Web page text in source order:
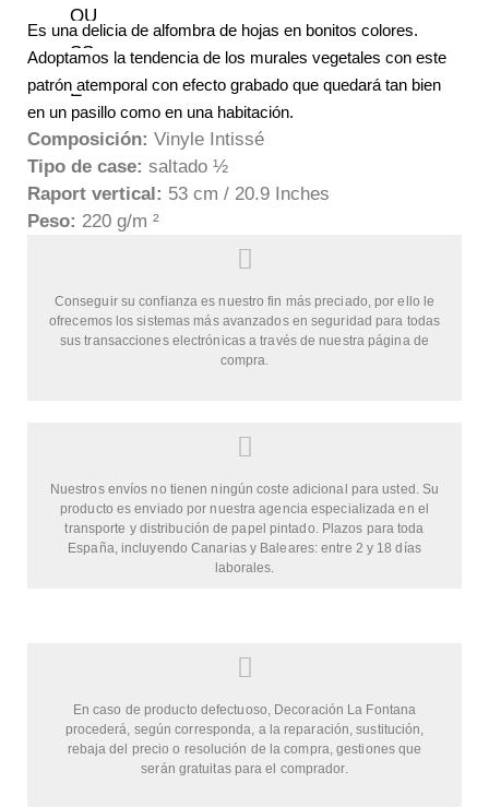
Es una delicia de alfombra de hojas en bonitos colores.
Adoptamos la tendencia de los murales vegetales con este
patrón atemporal con efecto grabado que quedará tan bien
en un pasillo como en una habitación.
Composición: Vinyle Intissé
Tipo de case: saltado ½
Raport vertical: 53 cm / 20.9 Inches
Peso: 220 g/m ²
Conseguir su confianza es nuestro fin más preciado, por ello le
ofrecemos los sistemas más avanzados en seguridad para todas
sus transacciones electrónicas a través de nuestra página de
compra.
Nuestros envíos no tienen ningún coste adicional para usted. Su
producto es enviado por nuestra agencia especializada en el
transporte y distribución de papel pintado. Plazos para toda
España, incluyendo Canarias y Baleares: entre 2 y 18 días
laborales.
En caso de producto defectuoso, Decoración La Fontana
procederá, según corresponda, a la reparación, sustitución,
rebaja del precio o resolución de la compra, gestiones que
serán gratuitas para el comprador.